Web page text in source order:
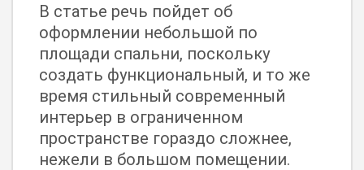
В статье речь пойдет об
оформлении небольшой по
площади спальни, поскольку
создать функциональный, и то же
время стильный современный
интерьер в ограниченном
пространстве гораздо сложнее,
нежели в большом помещении.